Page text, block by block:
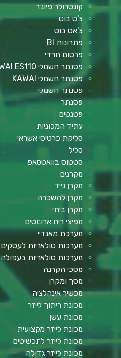
קונטרולר פיוניר
צ'ט בוט
צ'אט בוט
פתרונות BI
פרסום חרדי
פסנתר חשמלי KAWAI ES110
פסנתר חשמלי KAWAI
פסנתר חשמלי
פסנתר
פטנטים
עתיד המכוניות
סליקת כרטיסי אשראי
סליל
סטטוס בוואטסאפ
מקרנים
מקרן נייד
מקרן להשכרה
מקרן ביתי
מפיצי ריח ארומטים
מערכת מאנדיי
מערכות סולאריות לעסקים
מערכות סולאריות בעפולה
מסכי הקרנה
מסך ומקרן
מכשיר אינהלציה
מכונת ריתוך לייזר
מכונת עשן
מכונת לייזר מקצועית
מכונת לייזר לתכשיטים
מכונת לייזר גדולה